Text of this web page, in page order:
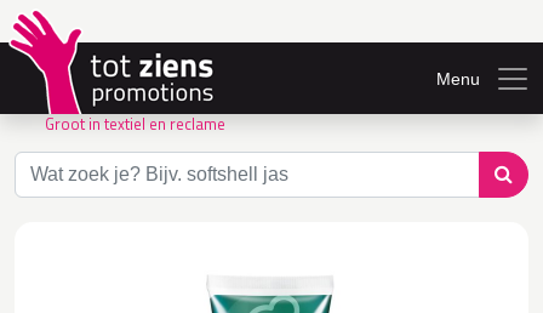
Groot in textiel en reclame
Menu